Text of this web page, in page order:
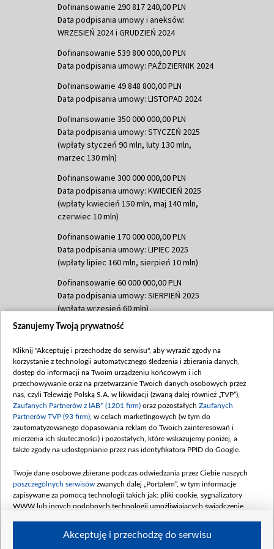
Dofinansowanie 290 817 240,00 PLN
Data podpisania umowy i aneksów:
WRZESIEŃ 2024 i GRUDZIEŃ 2024
Dofinansowanie 539 800 000,00 PLN
Data podpisania umowy: PAŹDZIERNIK 2024
Dofinansowanie 49 848 800,00 PLN
Data podpisania umowy: LISTOPAD 2024
Dofinansowanie 350 000 000,00 PLN
Data podpisania umowy: STYCZEŃ 2025
(wpłaty styczeń 90 mln, luty 130 mln,
marzec 130 mln)
Dofinansowanie 300 000 000,00 PLN
Data podpisania umowy: KWIECIEŃ 2025
(wpłaty kwiecień 150 mln, maj 140 mln,
czerwiec 10 mln)
Dofinansowanie 170 000 000,00 PLN
Data podpisania umowy: LIPIEC 2025
(wpłaty lipiec 160 mln, sierpień 10 mln)
Dofinansowanie 60 000 000,00 PLN
Data podpisania umowy: SIERPIEŃ 2025
(wpłata wrzesień 60 mln)
Dofinansowanie 635 783 051,21 PLN
(wpłata wrzesień 100 mln, październik 350
mln, listopad 265 mln)
Dofinansowanie 48 862 000,00 PLN
Data podpisania umowy: GRUDZIEŃ 2025
(wpłata grudzień 60,548 mln)
Dofinansowanie 900 000 000,00 PLN
Data podpisania umowy: LUTY 2026 (wpłata
kwiecień 180 mln, 7 maja 180 mln, 8
czerwca 90 mln)
Dofinansowanie 250 000 000,00 PLN
4 sierpnia 250 mln
Szanujemy Twoją prywatność
Kliknij "Akceptuję i przechodzę do serwisu", aby wyrazić zgody na
korzystanie z technologii automatycznego śledzenia i zbierania danych,
dostęp do informacji na Twoim urządzeniu końcowym i ich
przechowywanie oraz na przetwarzanie Twoich danych osobowych przez
nas, czyli Telewizję Polską S.A. w likwidacji (zwaną dalej również „TVP”),
Zaufanych Partnerów z IAB* (1201 firm) oraz pozostałych Zaufanych
Partnerów TVP (93 firm) , w celach marketingowych (w tym do
zautomatyzowanego dopasowania reklam do Twoich zainteresowań i
mierzenia ich skuteczności) i pozostałych, które wskazujemy poniżej, a
także zgody na udostępnianie przez nas identyfikatora PPID do Google.
Twoje dane osobowe zbierane podczas odwiedzania przez Ciebie naszych
poszczególnych serwisów zwanych dalej „Portalem”, w tym informacje
zapisywane za pomocą technologii takich jak: pliki cookie, sygnalizatory
WWW lub innych podobnych technologii umożliwiających świadczenie
Akceptuję i przechodzę do serwisu